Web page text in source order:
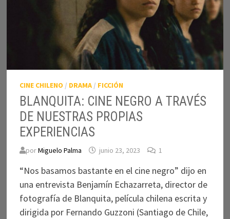
CINE CHILENO / DRAMA/ FICCIÓN
BLANQUITA: CINE NEGRO A TRAVÉS
DE NUESTRAS PROPIAS
EXPERIENCIAS
porMiguelo Palma junio 23, 2023 1
“Nos basamos bastante en el cine negro” dijo en
una entrevista Benjamín Echazarreta, director de
fotografía de Blanquita, película chilena escrita y
dirigida por Fernando Guzzoni (Santiago de Chile,